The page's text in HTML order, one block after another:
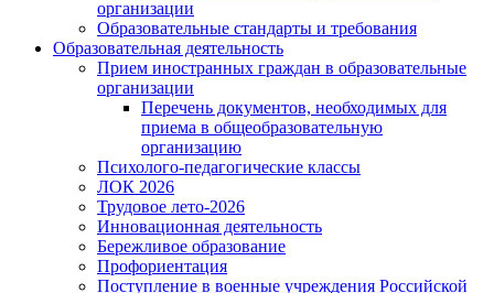
организации
Образовательные стандарты и требования
Образовательная деятельность
Прием иностранных граждан в образовательные
организации
Перечень документов, необходимых для
приема в общеобразовательную
организацию
Психолого-педагогические классы
ЛОК 2026
Трудовое лето-2026
Инновационная деятельность
Бережливое образование
Профориентация
Поступление в военные учреждения Российской